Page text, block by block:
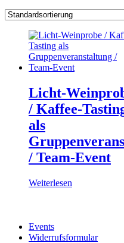
Licht-
/ Kaffee-
als
/ Team-Event
Weiterlesen
Events
Widerrufsformular